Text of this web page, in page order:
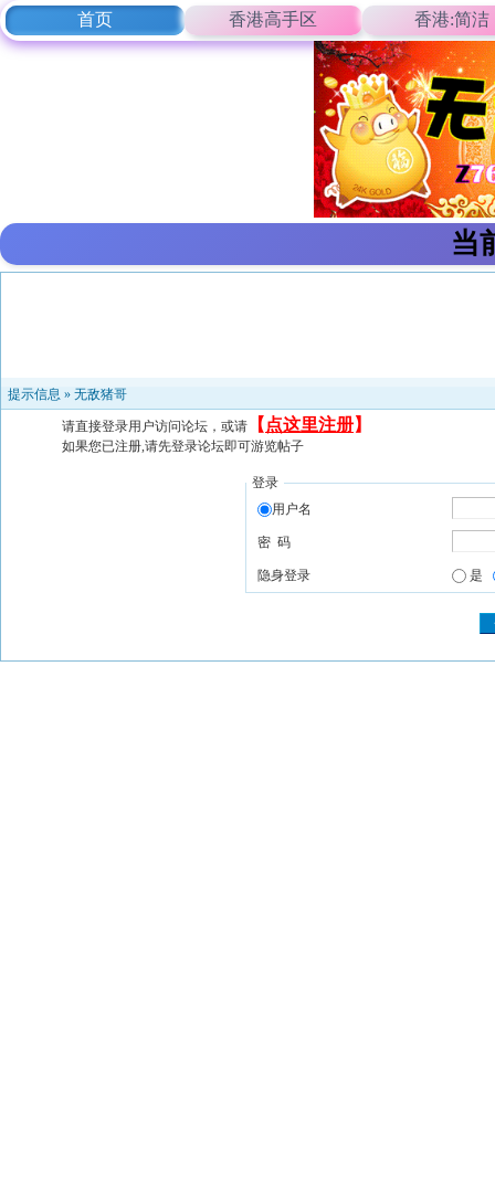
首页 香港高手区 香港:简洁
当
提示信息 » 无敌猪哥
请直接登录用户访问论坛，或请 【 点这里注册】
如果您已注册,请先登录论坛即可游览帖子
登录
用户名
密 码
隐身登录 是